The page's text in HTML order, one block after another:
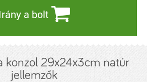
a bolt
konzol 29x24x3cm natúr
jellemzők